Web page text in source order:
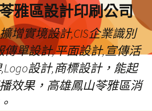
雅區設計印刷公司
增實境設計,CIS企業識別
傳單設計,平面設計,宣傳活
設計,商標設計，能起
效果，高雄鳳山苓雅區消